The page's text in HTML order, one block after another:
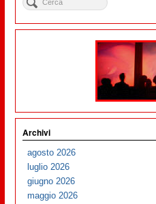
Archivi
agosto 2026
luglio 2026
giugno 2026
maggio 2026